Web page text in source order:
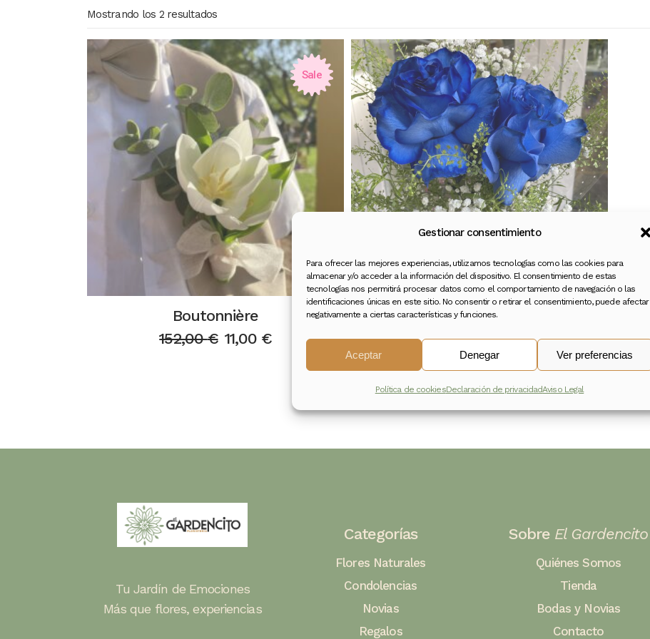
Gestionar consentimiento
Para ofrecer las mejores experiencias, utilizamos tecnologías como las cookies para
almacenar y/o acceder a la información del dispositivo. El consentimiento de estas
tecnologías nos permitirá procesar datos como el comportamiento de navegación o las
identificaciones únicas en este sitio. No consentir o retirar el consentimiento, puede afectar
negativamente a ciertas características y funciones.
Aceptar Denegar Ver preferencias
Política de cookiesDeclaración de privacidadAviso Legal
Mostrando los 2 resultados
Sale
Boutonnière
152,00€El11,00 €
El
Ramo de Novia
163,00€
Tu Jardín de Emociones
Más que flores, experiencias
Categorías
Flores Naturales
Condolencias
Novias
Regalos
Sobre El Gardencito
Quiénes Somos
Tienda
Bodas y Novias
Contacto